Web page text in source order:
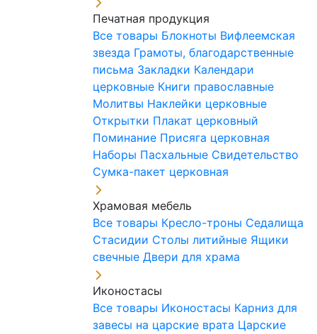
Печатная продукция
Все товары Блокноты Вифлеемская
звезда Грамоты, благодарственные
письма Закладки Календари
церковные Книги православные
Молитвы Наклейки церковные
Открытки Плакат церковный
Поминание Присяга церковная
Наборы Пасхальные Свидетельство
Сумка-пакет церковная
Храмовая мебель
Все товары Кресло-троны Седалища
Стасидии Столы литийные Ящики
свечные Двери для храма
Иконостасы
Все товары Иконостасы Карниз для
завесы на царские врата Царские